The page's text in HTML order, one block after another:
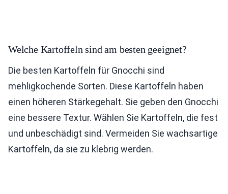
Welche Kartoffeln sind am besten geeignet?
Die besten Kartoffeln für Gnocchi sind
mehligkochende Sorten. Diese Kartoffeln haben
einen höheren Stärkegehalt. Sie geben den Gnocchi
eine bessere Textur. Wählen Sie Kartoffeln, die fest
und unbeschädigt sind. Vermeiden Sie wachsartige
Kartoffeln, da sie zu klebrig werden.